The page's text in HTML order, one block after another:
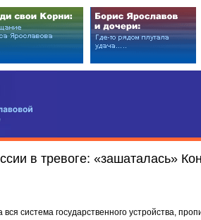
в тревоге: «зашаталась»
система государственного устройства,